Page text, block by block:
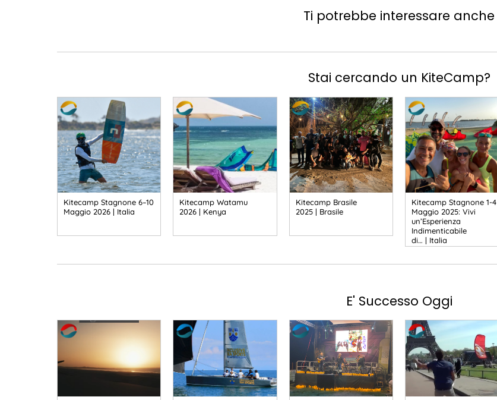
Ti potrebbe interessare anche
Stai cercando un KiteCamp?
Kitecamp Stagnone 6–10
Maggio 2026 | Italia
Kitecamp Watamu
2026 | Kenya
Kitecamp Brasile
2025 | Brasile
Kitecamp Stagnone 1-4
Maggio 2025: Vivi
un’Esperienza
Indimenticabile
di… | Italia
E' Successo Oggi